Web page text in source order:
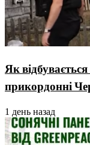
Як
прикордонні
1 день назад